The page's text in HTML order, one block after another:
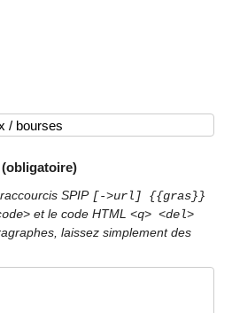
(obligatoire)
SPIP [->url] {{gras}}
et le code HTML <q> <del>
laissez simplement des